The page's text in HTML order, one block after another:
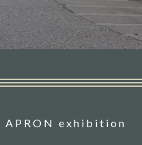
APRON exhibition